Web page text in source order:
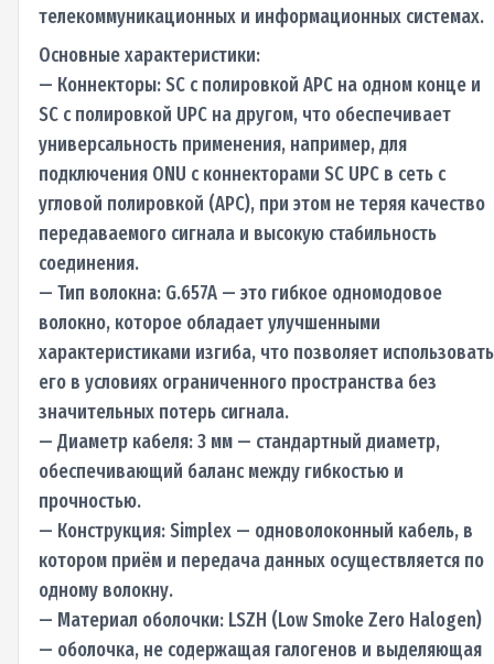
телекоммуникационных и информационных системах.
Основные характеристики:
— Коннекторы: SC с полировкой APC на одном конце и
SC с полировкой UPC на другом, что обеспечивает
универсальность применения, например, для
подключения ONU с коннекторами SC UPC в сеть с
угловой полировкой (APC), при этом не теряя качество
передаваемого сигнала и высокую стабильность
соединения.
— Тип волокна: G.657A — это гибкое одномодовое
волокно, которое обладает улучшенными
характеристиками изгиба, что позволяет использовать
его в условиях ограниченного пространства без
значительных потерь сигнала.
— Диаметр кабеля: 3 мм — стандартный диаметр,
обеспечивающий баланс между гибкостью и
прочностью.
— Конструкция: Simplex — одноволоконный кабель, в
котором приём и передача данных осуществляется по
одному волокну.
— Материал оболочки: LSZH (Low Smoke Zero Halogen)
— оболочка, не содержащая галогенов и выделяющая